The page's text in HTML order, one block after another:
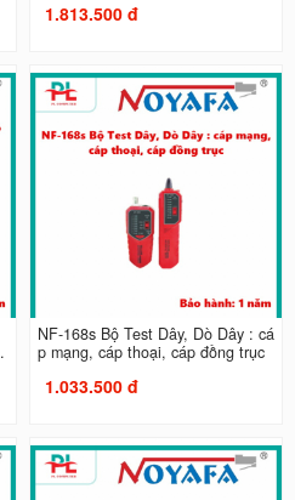
1.813.500 đ
NF-168s Bộ Test Dây, Dò Dây : cá
p mạng, cáp thoại, cáp đồng trục
1.033.500 đ